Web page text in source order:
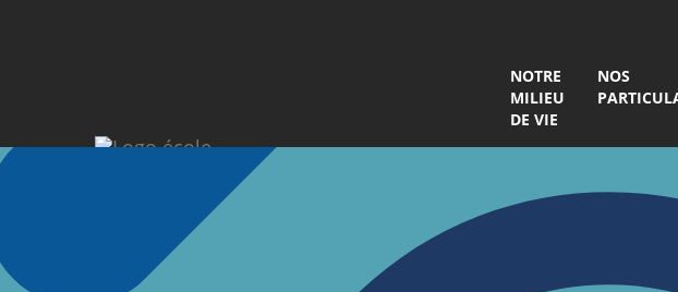
NOTRE
MILIEU
DE VIE
NOS